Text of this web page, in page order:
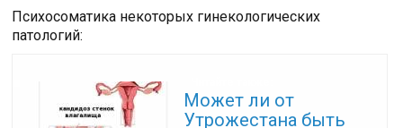
Психосоматика некоторых гинекологических
патологий:
Может ли от
Утрожестана быть